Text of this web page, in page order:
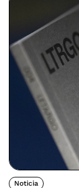
Noticia